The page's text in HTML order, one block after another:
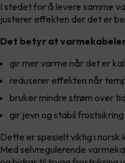
I stedet for å levere samme
justerer effekten der det er
Det betyr at
gir mer varme når det er
reduserer effekten når
bruker mindre strøm over
gir jevn og stabil
Dette er spesielt viktig i
Med selvregulerende